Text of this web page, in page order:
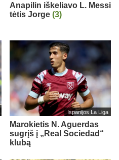
Anapilin iškeliavo L. Messi
tėtis Jorge (3)
Ispanijos La Liga
Marokietis N. Aguerdas
sugrįš į „Real Sociedad“
klubą